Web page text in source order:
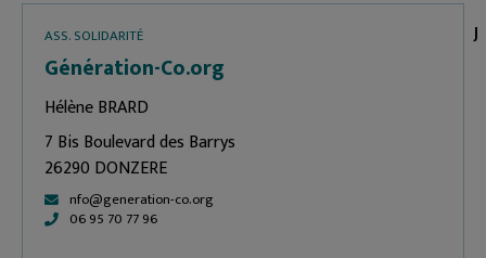
J
ASS. SOLIDARITÉ
Génération-Co.org
Hélène BRARD
7 Bis Boulevard des Barrys
26290 DONZERE
nfo@generation-co.org
06 95 70 77 96